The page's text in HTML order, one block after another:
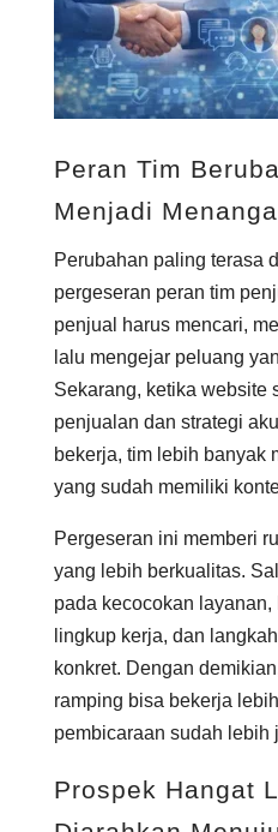
Peran Tim
Menjadi
Perubahan paling terasa
pergeseran peran tim
penjual harus mencari,
lalu mengejar peluang
Sekarang, ketika website
penjualan dan strategi
bekerja, tim lebih banyak
yang sudah memiliki
Pergeseran ini memberi
yang lebih berkualitas.
pada kecocokan
lingkup kerja, dan
konkret. Dengan
ramping bisa bekerja
pembicaraan sudah lebih
Prospek Hangat